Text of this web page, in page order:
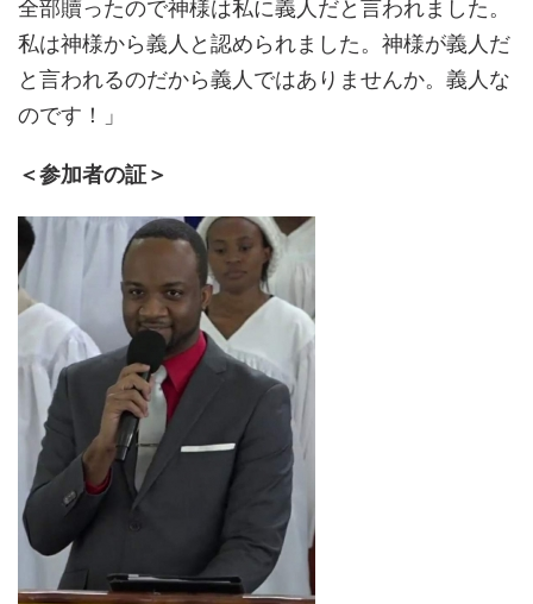
全部贖ったので神様は私に義人だと言われました。
私は神様から義人と認められました。神様が義人だ
と言われるのだから義人ではありませんか。義人な
のです！」
＜参加者の証＞